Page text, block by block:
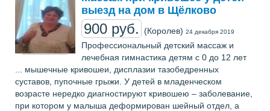
выезд на дом в Щёлково
900 руб. (Королев) 24 декабря 2019
Профессиональный детский массаж и
лечебная гимнастика детям с 0 до 12 лет
... мышечные кривошеи, дисплазии тазобедренных
суставов, пупочные грыжи. У детей в младенческом
возрасте нередко диагностируют кривошею – заболевание,
при котором у малыша деформирован шейный отдел, а